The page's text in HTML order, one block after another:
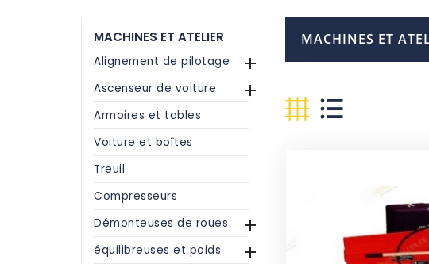
MACHINES ET ATELIER
Alignement de pilotage 
Ascenseur de voiture 
Armoires et tables
Voiture et boîtes
Treuil
Compresseurs
Démonteuses de roues

équilibreuses et poids 
MACHINES ET